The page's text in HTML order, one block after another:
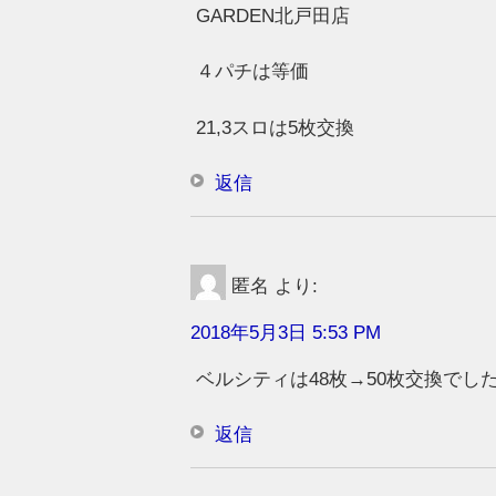
GARDEN北戸田店
４パチは等価
21,3スロは5枚交換
返信
匿名 より:
2018年5月3日 5:53 PM
ベルシティは48枚→50枚交換でし
返信